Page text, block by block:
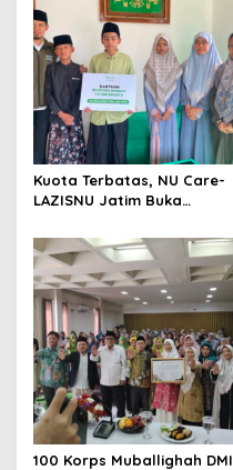
Kuota Terbatas, NU Care-
LAZISNU Jatim Buka
100 Korps Muballighah DMI